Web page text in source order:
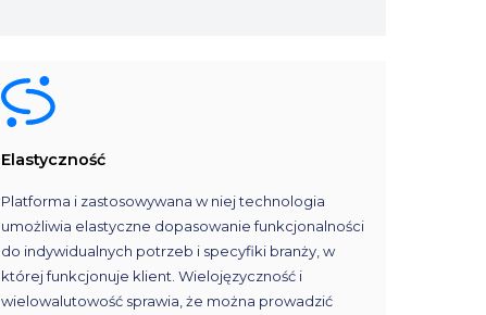
Elastyczność
Platforma i zastosowywana w niej technologia
umożliwia elastyczne dopasowanie funkcjonalności
do indywidualnych potrzeb i specyfiki branży, w
której funkcjonuje klient. Wielojęzyczność i
wielowalutowość sprawia, że można prowadzić